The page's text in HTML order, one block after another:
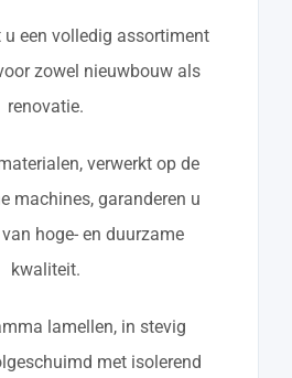
u een volledig assortiment
zowel nieuwbouw als
renovatie.
verwerkt op de
machines, garanderen u
hoge- en duurzame
kwaliteit.
lamellen, in stevig
met isolerend